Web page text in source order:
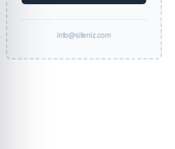
info@siteniz.com